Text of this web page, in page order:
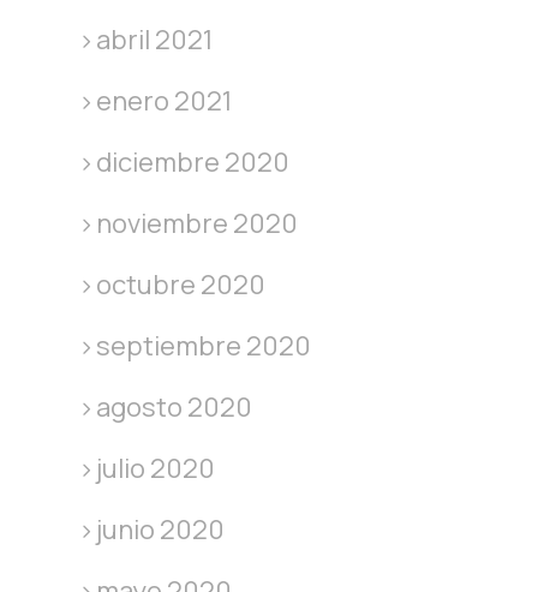
abril 2021
enero 2021
diciembre 2020
noviembre 2020
octubre 2020
septiembre 2020
agosto 2020
julio 2020
junio 2020